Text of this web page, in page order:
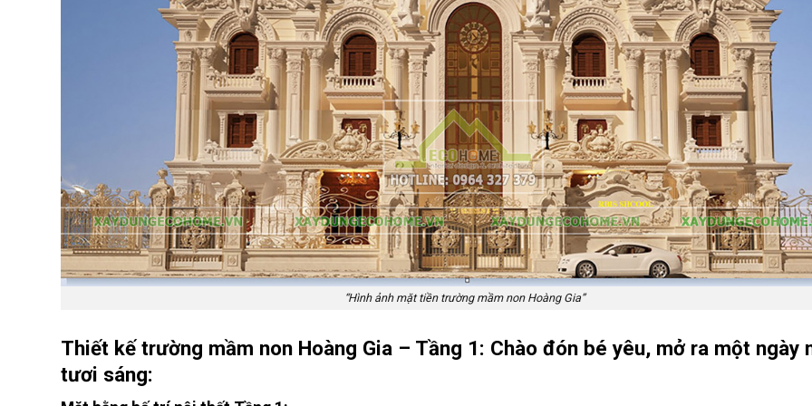
“Hình ảnh mặt tiền trường mầm non Hoàng Gia”
Thiết kế trường mầm non Hoàng Gia – Tầng 1: Chào đón bé yêu, mở ra một ngày
tươi sáng: